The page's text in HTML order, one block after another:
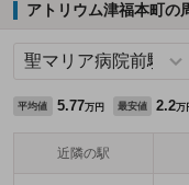
アトリウム津福本町の
平均値 5.77万円 最安値 2.2万
近隣の駅